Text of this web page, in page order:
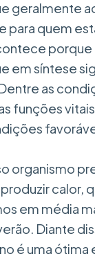
geralmente
para quem
em síntese
as
funções
organismo
calor,
em média
Diante
é uma